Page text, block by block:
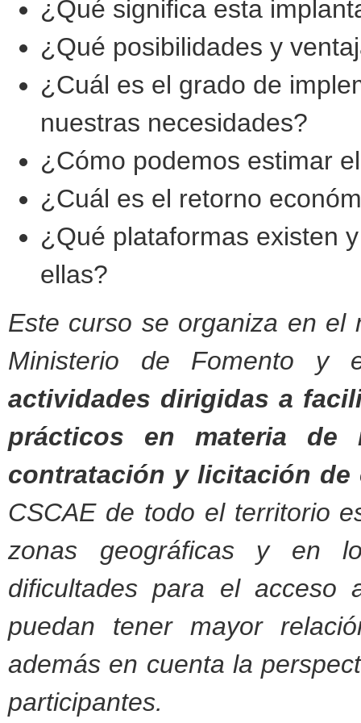
¿Qué significa esta
¿Qué posibilidades y
¿Cuál es el grado de
nuestras necesidades?
¿Cómo podemos estimar
¿Cuál es el retorno
¿Qué plataformas existen
ellas?
Este curso se organiza en el
Ministerio de Fomento y
actividades dirigidas a
prácticos en materia de
contratación y licitación de
CSCAE de todo el territorio
zonas geográficas y en
dificultades para el
puedan tener mayor
además en cuenta la
participantes.